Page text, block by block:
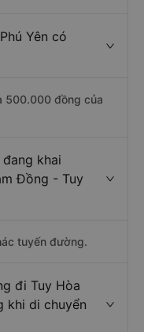
Yên có
500.000 đồng của
khai
Đồng - Tuy
tuyến đường.
đi Tuy Hòa
khi di chuyển